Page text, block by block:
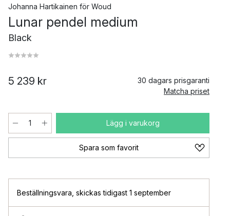
Johanna Hartikainen för Woud
Lunar pendel medium
Black
5 239 kr
30 dagars prisgaranti
Matcha priset
Lägg i varukorg
Spara som favorit
Beställningsvara skickas tidigast 1 september